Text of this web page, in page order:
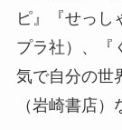
ピ』『せっし
プラ社）、『
気で自分の世
（岩崎書店）